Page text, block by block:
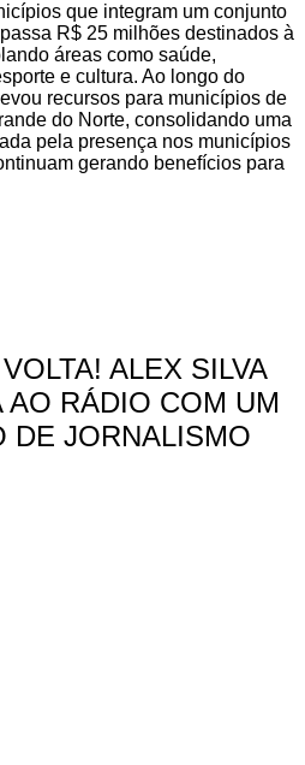
que integram um conjunto
R$ 25 milhões destinados à
áreas como saúde,
e cultura. Ao longo do
recursos para municípios de
do Norte, consolidando uma
pela presença nos municípios
gerando benefícios para
ALEX SILVA
RÁDIO COM UM
DE JORNALISMO